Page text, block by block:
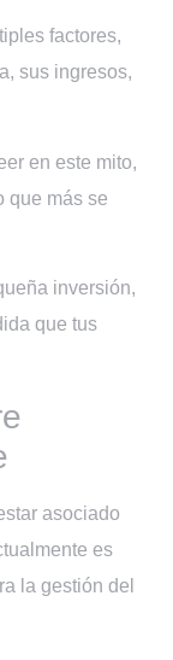
factores,
sus ingresos,
en este mito,
que más se
inversión,
que tus
asociado
es
la gestión del